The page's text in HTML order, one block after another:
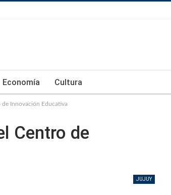
Economía Cultura
Innovación Educativa
Centro de
JUJUY